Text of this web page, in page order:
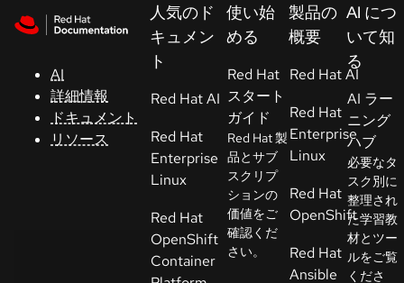
AI
詳細情報
ドキュメント
リソース
ト
コ
ン
ソ
ー
人気のド
キュメン
ト
Red Hat AI
Red Hat
Enterprise
Linux
Red Hat
OpenShift
Container
使い始
める
Red Hat
スタート
ガイド
Red Hat 製
品とサブ
スクリプ
ションの
価値をご
確認くだ
さい。
製品の
概要
Red Hat AI
Red Hat
Enterprise
Linux
Red Hat
OpenShift
Red Hat
Ansible
AI につ
いて知
る
AI ラー
ニング
ハブ
必要なタ
スク別に
整理され
た学習教
材とツー
ルをご覧
くださ